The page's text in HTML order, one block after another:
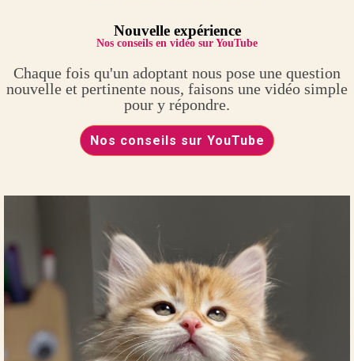
Nouvelle expérience
Nos conseils en vidéo sur YouTube
Chaque fois qu'un adoptant nous pose une question
nouvelle et pertinente nous, faisons une vidéo simple
pour y répondre.
Nos conseils sur YouTube